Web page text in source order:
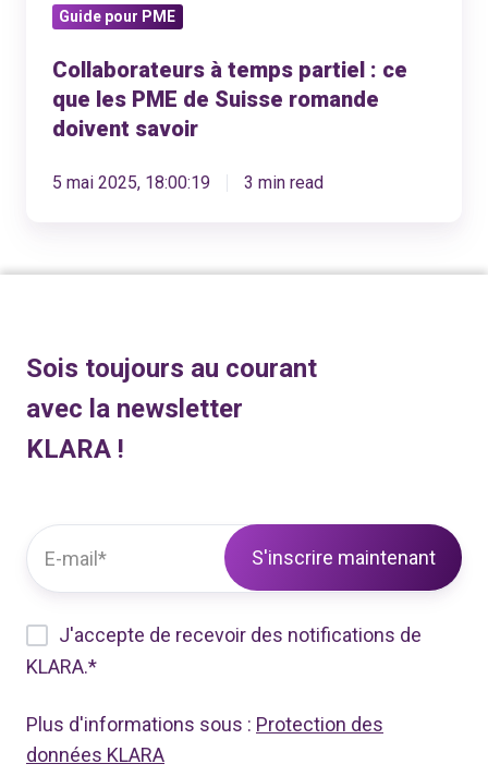
romande
doivent
Guide pour PME
Collaborateurs à temps partiel : ce
que les PME de Suisse romande
doivent savoir
5 mai 2025, 18:00:19 3 min read
Sois toujours au courant
avec la newsletter
KLARA !
J'accepte de recevoir des notifications de
KLARA.*
Plus d'informations sous : Protection des
données KLARA